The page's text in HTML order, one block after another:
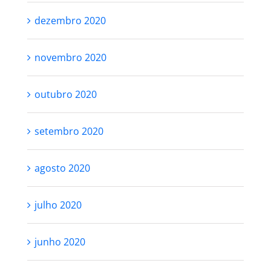
dezembro 2020
novembro 2020
outubro 2020
setembro 2020
agosto 2020
julho 2020
junho 2020